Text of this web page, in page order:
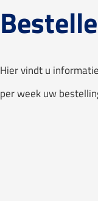
Hier vindt u
per week uw